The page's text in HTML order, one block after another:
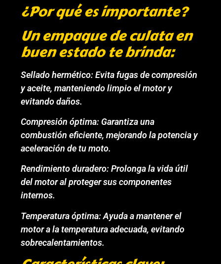
¿Por qué es importante?
Un empaque de culata en
buen estado te brinda:
Sellado hermético: Evita fugas de compresión
y aceite, manteniendo limpio el motor y
evitando daños.
Compresión óptima: Garantiza una
combustión eficiente, mejorando la potencia y
aceleración de tu moto.
Rendimiento duradero: Prolonga la vida útil
del motor al proteger sus componentes
internos.
Temperatura óptima: Ayuda a mantener el
motor a la temperatura adecuada, evitando
sobrecalentamientos.